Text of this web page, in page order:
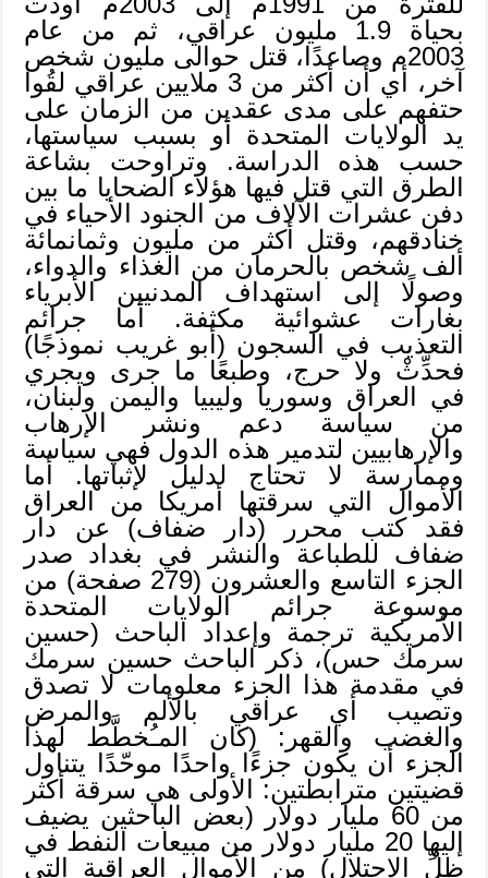
بحياة 1.9 مليون عراقي، ثم من عام
2003م وصاعدًا، قتل حوالى مليون شخص
آخر، أي أن أكثر من 3 ملايين عراقي لقُوا
حتفهم على مدى عقدين من الزمان على
يد الولايات المتحدة أو بسبب سياستها،
حسب هذه الدراسة. وتراوحت بشاعة
الطرق التي قتل فيها هؤلاء الضحايا ما بين
دفن عشرات الآلاف من الجنود الأحياء في
خنادقهم، وقتل أكثر من مليون وثمانمائة
ألف شخص بالحرمان من الغذاء والدواء،
وصولًا إلى استهداف المدنيين الأبرياء
بغارات عشوائية مكثفة. أما جرائم
التعذيب في السجون (أبو غريب نموذجًا)
فحدِّثْ ولا حرج، وطبعًا ما جرى ويجري
في العراق وسوريا وليبيا واليمن ولبنان،
من سياسة دعم ونشر الإرهاب
والإرهابيين لتدمير هذه الدول فهي سياسة
وممارسة لا تحتاج لدليل لإثباتها. أما
الأموال التي سرقتها أمريكا من العراق
فقد كتب محرر (دار ضفاف) عن دار
ضفاف للطباعة والنشر في بغداد صدر
الجزء التاسع والعشرون (279 صفحة) من
موسوعة جرائم الولايات المتحدة
الأمريكية ترجمة وإعداد الباحث (حسين
سرمك حس)، ذكر الباحث حسين سرمك
في مقدمة هذا الجزء معلومات لا تصدق
وتصيب أي عراقي بالألم والمرض
والغضب والقهر: (كان المـُخطَّط لهذا
الجزء أن يكون جزءًا واحدًا موحّدًا يتناول
قضيتين مترابطتين: الأولى هي سرقة أكثر
من 60 مليار دولار (بعض الباحثين يضيف
إليها 20 مليار دولار من مبيعات النفط في
ظلِّ الاحتلال) من الأموال العراقية التي